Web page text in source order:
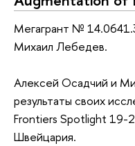
Мегагрант №
Михаил Лебедев.
Алексей Осадчий и
результаты своих
Frontiers Spotlight 19-
Швейцария.